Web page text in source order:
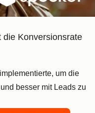
die Konversionsrate
um die
besser mit Leads zu